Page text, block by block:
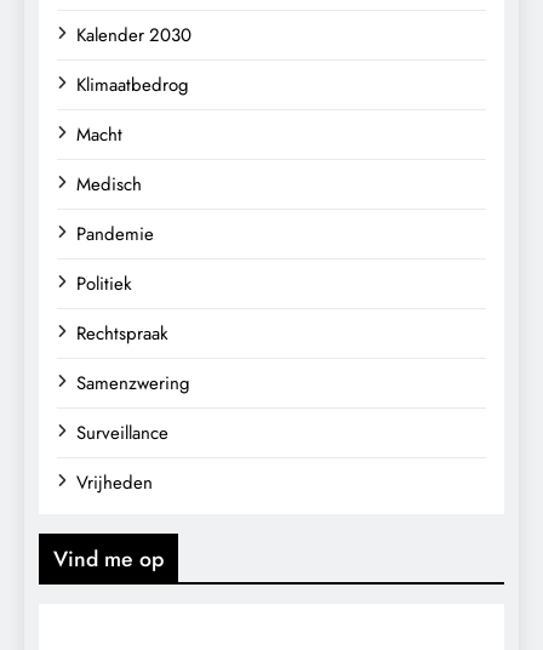
Kalender 2030
Klimaatbedrog
Macht
Medisch
Pandemie
Politiek
Rechtspraak
Samenzwering
Surveillance
Vrijheden
Vind me op